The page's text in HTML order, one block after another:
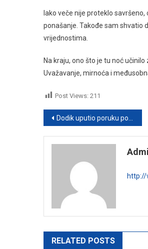
Iako veče nije proteklo
ponašanje. Takođe sam shvatio
vrijednostima.
Na kraju, ono što je tu noć
Uvažavanje, mirnoća i
Post Views: 211
Post
navigation
Dodik uputio poruku podrške Đokoviću, reakcije na društvenim mrežama podijeljene
http://
RELATED POSTS